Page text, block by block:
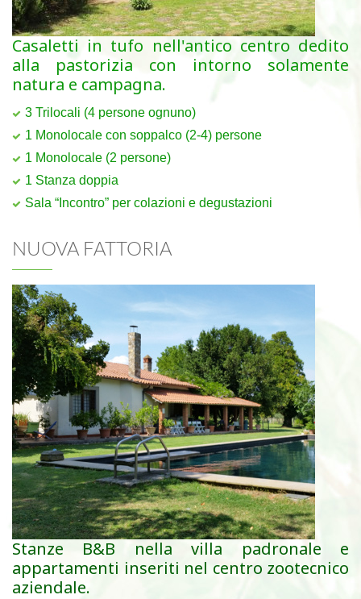
Casaletti in tufo nell'antico centro dedito
alla pastorizia con intorno solamente
natura e campagna.
3 Trilocali (4 persone ognuno)
1 Monolocale con soppalco (2-4) persone
1 Monolocale (2 persone)
1 Stanza doppia
Sala “Incontro” per colazioni e degustazioni
NUOVA FATTORIA
Stanze B&B nella villa padronale e
appartamenti inseriti nel centro zootecnico
aziendale.